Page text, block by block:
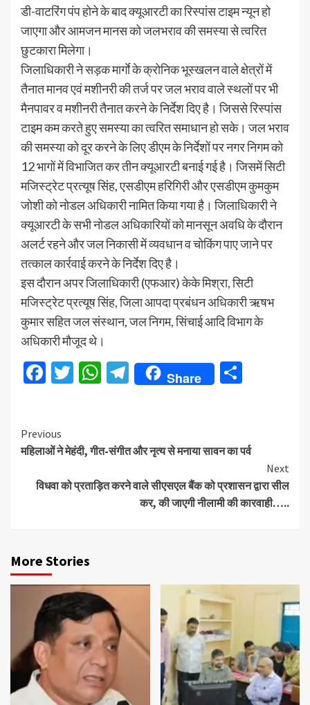
डी-वाटरिंग पंप होने के बाद क्यूआरटी का रिस्पांस टाइम न्यून हो
जाएगा और आमजन मानस को जलभराव की समस्या से त्वरित
छुटकारा मिलेगा।
जिलाधिकारी ने सड़क मार्गाे के क्रोनिक भूस्खलन वाले क्षेत्रों में
तैनात मानव एवं मशीनरी की तर्ज पर जल भराव वाले स्थलों पर भी
मैनपावर व मशीनरी तैनात करने के निर्देश दिए है। जिससे रिस्पांस
टाइम कम करते हुए समस्या का त्वरित समाधान हो सके। जल भराव
की समस्या को दूर करने के लिए डीएम के निर्देशों पर नगर निगम को
12 भागों में विभाजित कर तीन क्यूआरटी बनाई गई है। जिसमें सिटी
मजिस्ट्रेट प्रत्यूष सिंह, एसडीएम हरिगिरी और एसडीएम कुमकुम
जोशी को नोडल अधिकारी नामित किया गया है। जिलाधिकारी ने
क्यूआरटी के सभी नोडल अधिकारियों को मानसून अवधि के दौरान
अलर्ट रहने और जल निकासी में व्यवधान व चोकिंग पाए जाने पर
तत्काल कार्रवाई करने के निर्देश दिए है।
इस दौरान अपर जिलाधिकारी (एफआर) केके मिश्रा, सिटी
मजिस्ट्रेट प्रत्यूष सिंह, जिला आपदा प्रबंधन अधिकारी ऋषभ
कुमार सहित जल संस्थान, जल निगम, सिंचाई आदि विभाग के
अधिकारी मौजूद थे।
Facebook
TwitterWhatsApp
Telegram
Share
Continue
Reading
Previous
महिलाओं ने मेहंदी, गीत-संगीत और नृत्य से मनाया सावन का पर्व
Next
विधवा को प्रताड़ित करने वाले सीएसएल बैंक को प्रशासन द्वारा सील
कर, की जाएगी नीलामी की कारवाही…..
More Stories